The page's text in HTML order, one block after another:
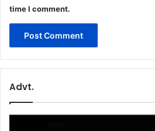
time I comment.
Advt.